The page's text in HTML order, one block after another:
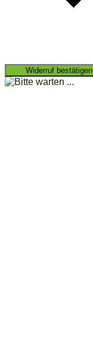
Widerruf bestätigen